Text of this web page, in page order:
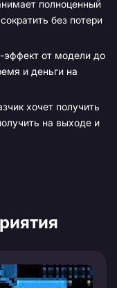
полноценный
без потери
эффект от модели до
и деньги на
хочет получить
на выходе и